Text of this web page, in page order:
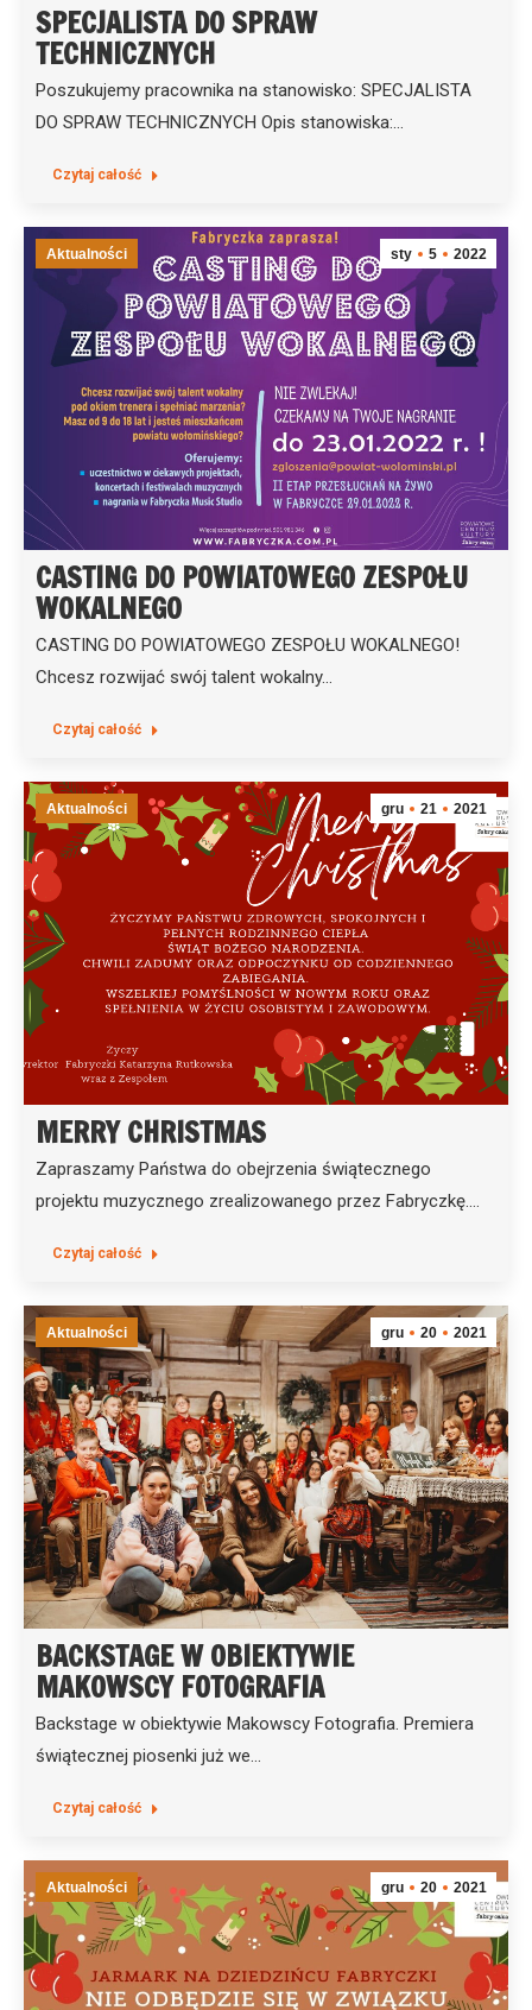
SPECJALISTA DO SPRAW
TECHNICZNYCH
Poszukujemy pracownika na stanowisko: SPECJALISTA
DO SPRAW TECHNICZNYCH Opis stanowiska:…
Czytaj całość
sty 5 2022
Aktualności
CASTING DO POWIATOWEGO ZESPOŁU
WOKALNEGO
CASTING DO POWIATOWEGO ZESPOŁU WOKALNEGO!
Chcesz rozwijać swój talent wokalny…
Czytaj całość
gru 21 2021
Aktualności
MERRY CHRISTMAS
Zapraszamy Państwa do obejrzenia świątecznego
projektu muzycznego zrealizowanego przez Fabryczkę.…
Czytaj całość
gru 20 2021
Aktualności
BACKSTAGE W OBIEKTYWIE
MAKOWSCY FOTOGRAFIA
Backstage w obiektywie Makowscy Fotografia. Premiera
świątecznej piosenki już we…
Czytaj całość
gru 20 2021
Aktualności